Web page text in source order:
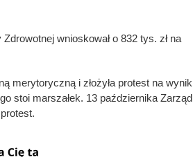
wnioskował o 832 tys. zł na
merytoryczną i złożyła protest na wynik
stoi marszałek. 13 października Zarząd